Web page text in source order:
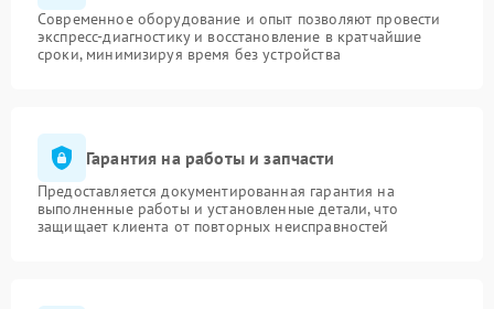
Современное оборудование и опыт позволяют провести
экспресс-диагностику и восстановление в кратчайшие
сроки, минимизируя время без устройства
Гарантия на работы и запчасти
Предоставляется документированная гарантия на
выполненные работы и установленные детали, что
защищает клиента от повторных неисправностей